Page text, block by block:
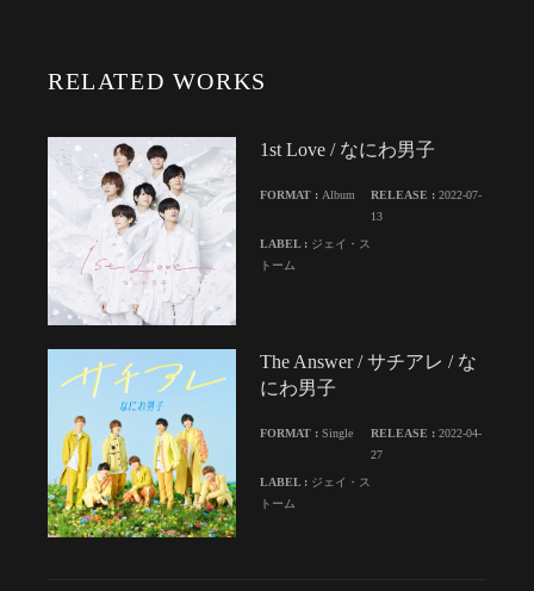
RELATED WORKS
1st Love / なにわ男子
FORMAT : Album RELEASE :2022-07-
13
LABEL : ジェイ・ス
トーム
The Answer / サチアレ / な
にわ男子
FORMAT : Single RELEASE :2022-04-
27
LABEL : ジェイ・ス
トーム